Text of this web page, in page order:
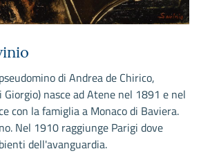
di Andrea de Chirico,
nasce ad Atene nel 1891 e nel
con la famiglia a Monaco di Baviera.
Nel 1910 raggiunge Parigi dove
dell'avanguardia.